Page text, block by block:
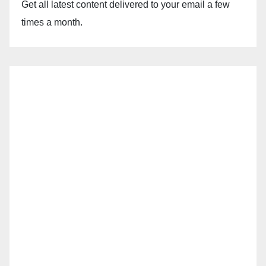
Get all latest content delivered to your email a few
times a month.